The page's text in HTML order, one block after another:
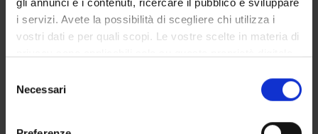
gli annunci e i contenuti, ricercare il pubblico e sviluppare
i servizi. Avete la possibilità di scegliere chi utilizza i
vostri dati e per quali scopi. Le vostre scelte in materia di
modificare o revocare il proprio consenso in qualsiasi
momento dalla Dichiarazione sui cookie o facendo clic
delNecessari
GRUPPI DI RICERCA
SEZIONI
DOTTORATI DI RICERCA